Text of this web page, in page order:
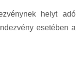
helyt adó
esetében a